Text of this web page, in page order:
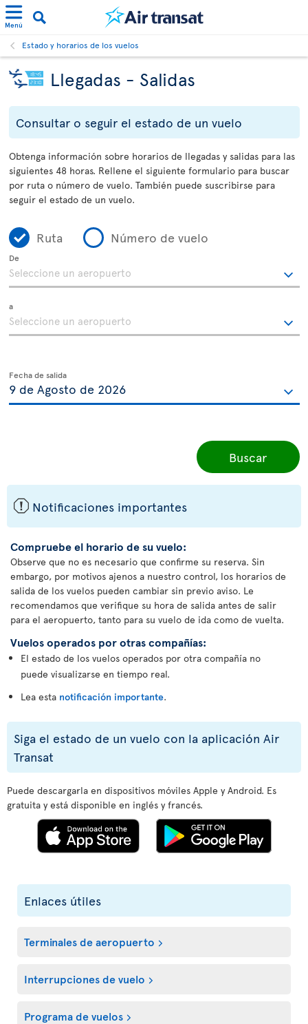
Menú
Estado y horarios de los vuelos
Llegadas - Salidas
Consultar o seguir el estado de un vuelo
Obtenga información sobre horarios de llegadas y salidas para las
siguientes 48 horas. Rellene el siguiente formulario para buscar
por ruta o número de vuelo. También puede suscribirse para
seguir el estado de un vuelo.
Ruta Número de vuelo
De
a
Fecha de salida
Buscar
ü Notificaciones importantes
Compruebe el horario de su vuelo:
Observe que no es necesario que confirme su reserva. Sin
embargo, por motivos ajenos a nuestro control, los horarios de
salida de los vuelos pueden cambiar sin previo aviso. Le
recomendamos que verifique su hora de salida antes de salir
para el aeropuerto, tanto para su vuelo de ida como de vuelta.
Vuelos operados por otras compañías:
El estado de los vuelos operados por otra compañía no
puede visualizarse en tiempo real.
Lea esta notificación importante.
Siga el estado de un vuelo con la aplicación Air
Transat
Puede descargarla en dispositivos móviles Apple y Android. Es
gratuita y está disponible en inglés y francés.
Enlaces útiles
Terminales de aeropuerto
Interrupciones de vuelo
Programa de vuelos